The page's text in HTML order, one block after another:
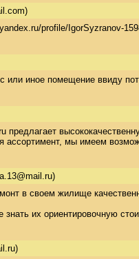
profile/IgorSyzranov-
или иное помещение ввиду
предлагает
мы имеем
в своем жилище
знать их ориентировочную